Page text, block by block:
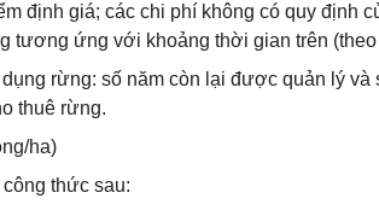
định giá; các chi phí không có quy định
tương ứng với khoảng thời gian trên (theo
rừng: số năm còn lại được quản lý
thuê rừng.
ha)
thức sau: